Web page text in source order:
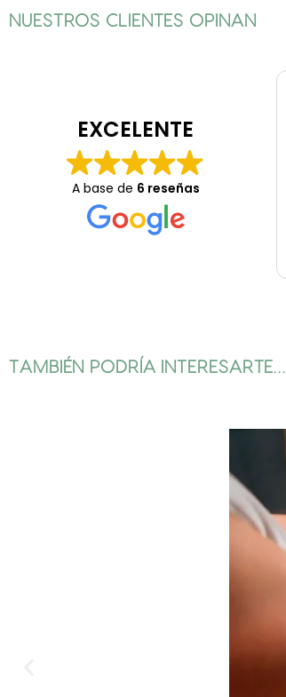
NUESTROS CLIENTES OPINAN
EXCELENTE
A base de 6 reseñas
TAMBIÉN PODRÍA INTERESARTE…